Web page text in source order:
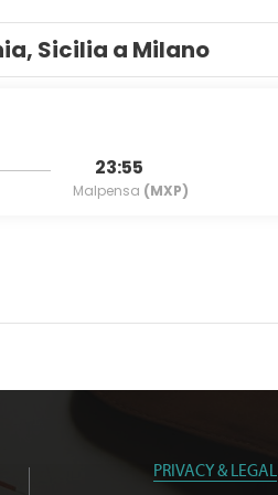
Sicilia a Milano
23:55
Malpensa (MXP)
PRIVACY & LEGAL